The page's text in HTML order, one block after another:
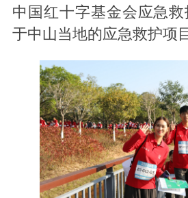
中国红十字基金会应急
于中山当地的应急救护项